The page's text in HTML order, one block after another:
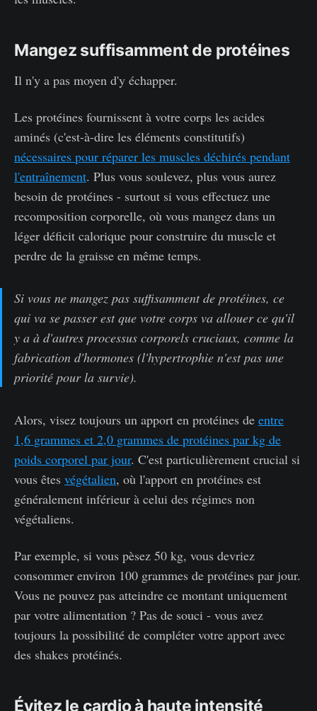
Mangez suffisamment de protéines
Il n'y a pas moyen d'y échapper.
Les protéines fournissent à votre corps les acides
aminés (c'est-à-dire les éléments constitutifs)
nécessaires pour réparer les muscles déchirés pendant
l'entraînement. Plus vous soulevez, plus vous aurez
besoin de protéines - surtout si vous effectuez une
recomposition corporelle, où vous mangez dans un
léger déficit calorique pour construire du muscle et
perdre de la graisse en même temps.
Si vous ne mangez pas suffisamment de protéines, ce
qui va se passer est que votre corps va allouer ce qu'il
y a à d'autres processus corporels cruciaux, comme la
fabrication d'hormones (l'hypertrophie n'est pas une
priorité pour la survie).
Alors, visez toujours un apport en protéines de entre
1,6 grammes et 2,0 grammes de protéines par kg de
poids corporel par jour. C'est particulièrement crucial si
vous êtes végétalien, où l'apport en protéines est
généralement inférieur à celui des régimes non
végétaliens.
Par exemple, si vous pèsez 50 kg, vous devriez
consommer environ 100 grammes de protéines par jour.
Vous ne pouvez pas atteindre ce montant uniquement
par votre alimentation ? Pas de souci - vous avez
toujours la possibilité de compléter votre apport avec
des shakes protéinés.
Évitez le cardio à haute intensité